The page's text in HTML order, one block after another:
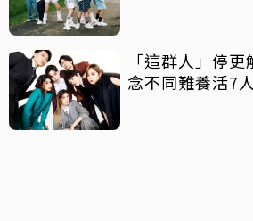
「這群人」停
念不同難養活7人